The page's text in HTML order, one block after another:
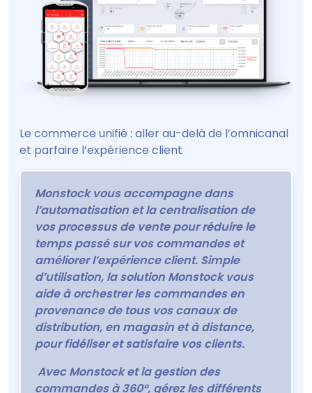
Le commerce unifié : aller au-delà de l’omnicanal
et parfaire l’expérience client
Monstock vous accompagne dans
l’automatisation et la centralisation de
vos processus de vente pour réduire le
temps passé sur vos commandes et
améliorer l’expérience client. Simple
d’utilisation, la solution Monstock vous
aide à orchestrer les commandes en
provenance de tous vos canaux de
distribution, en magasin et à distance,
pour fidéliser et satisfaire vos clients.
Avec Monstock et la gestion des
commandes à 360°, gérez les différents